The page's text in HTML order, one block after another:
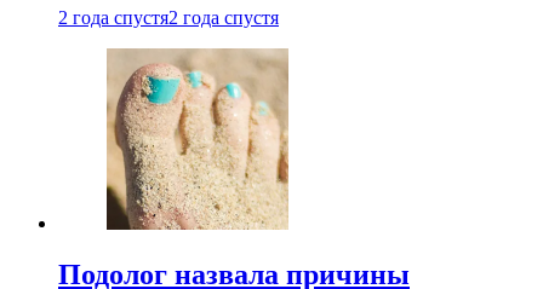
2 года спустя2 года спустя
Подолог назвала причины